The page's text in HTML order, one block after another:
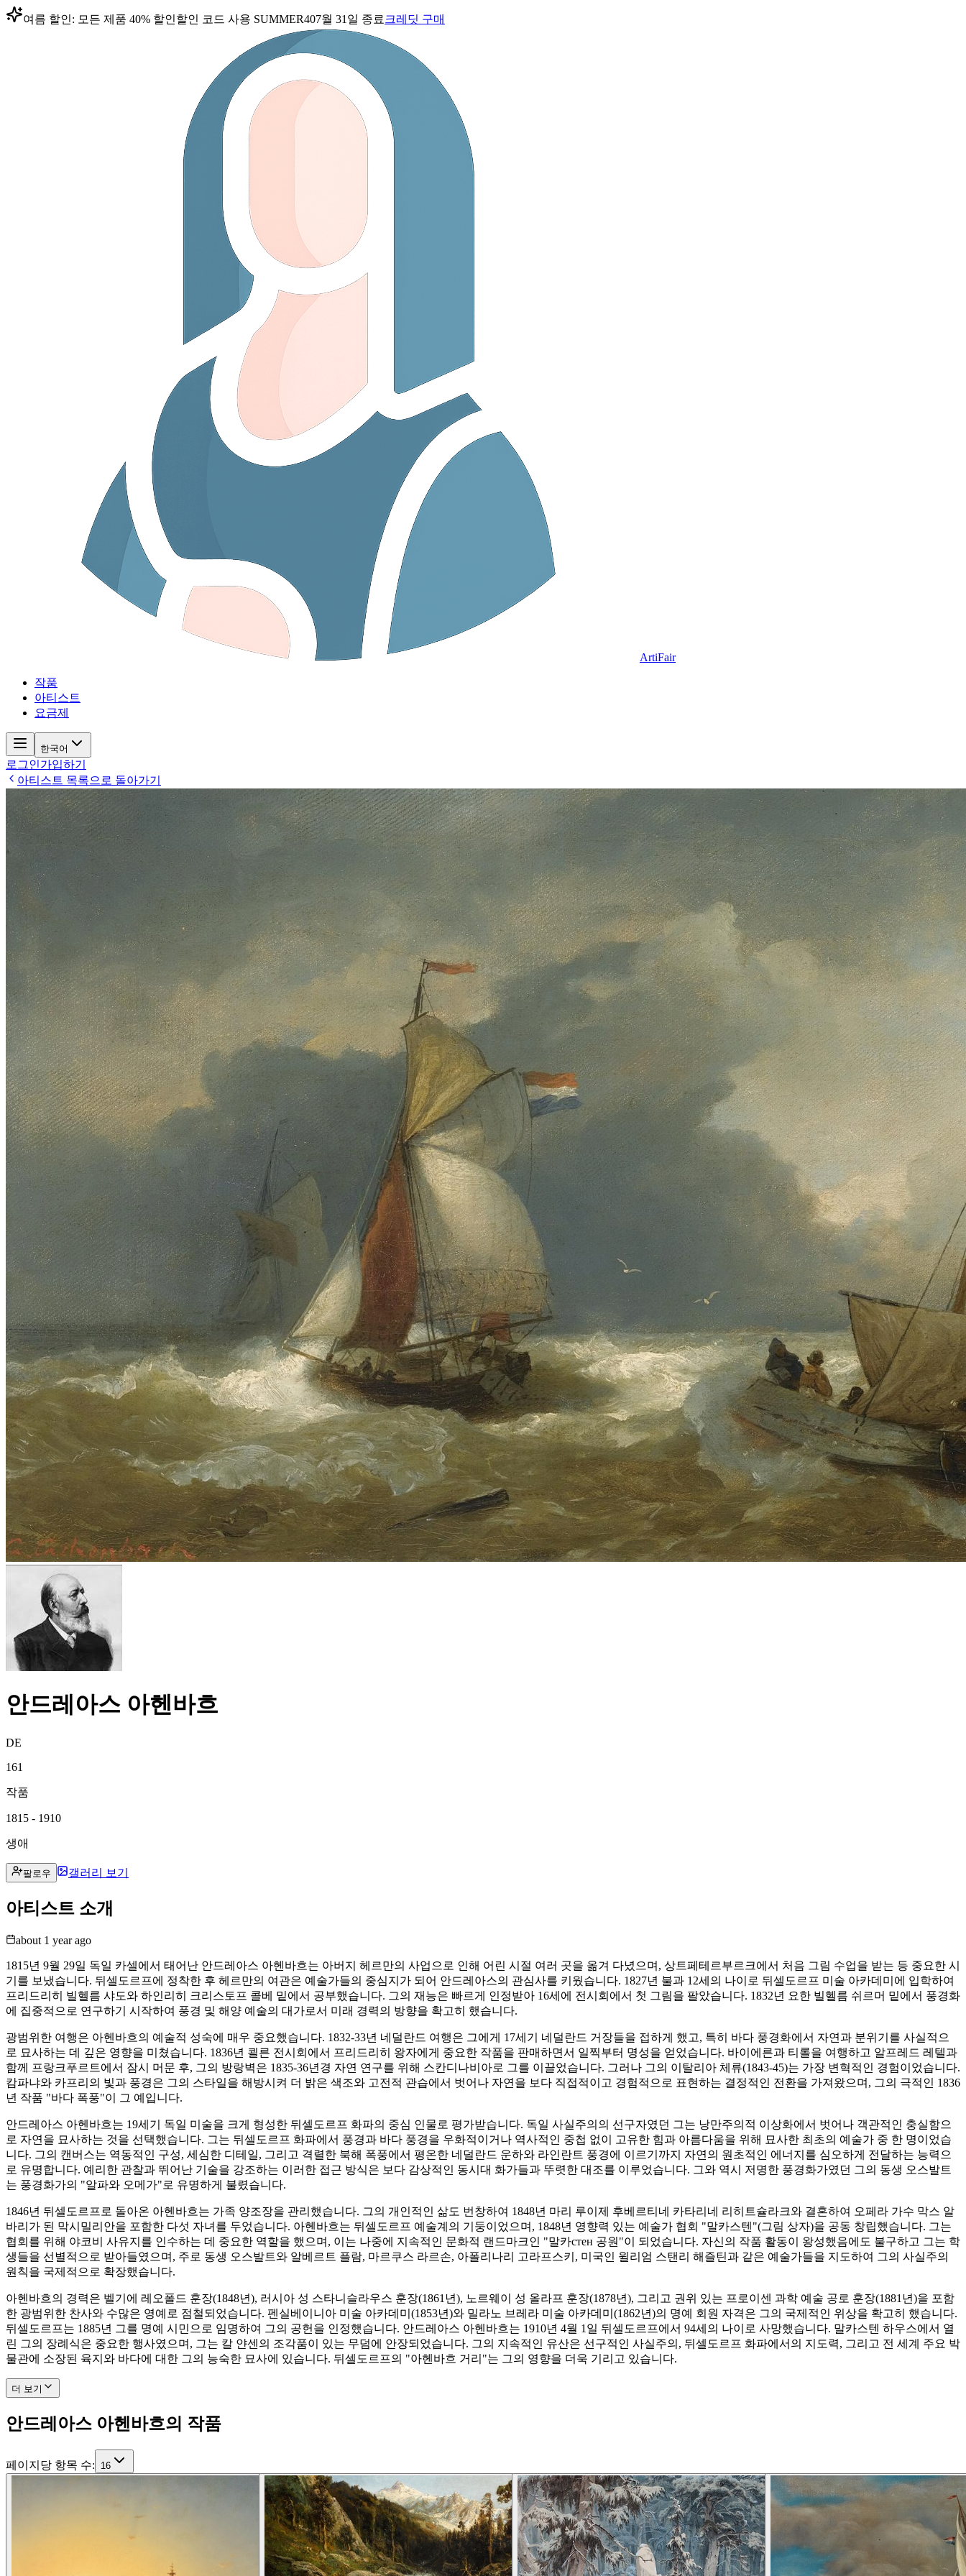
여름 할인: 모든 제품 40% 할인할인 코드 사용 SUMMER407월 31일 종료 크레딧 구매
ArtiFair
작품
아티스트
요금제
한국어
로그인가입하기
아티스트 목록으로 돌아가기
안드레아스 아헨바흐
DE
161
작품
1815 - 1910
생애
팔로우 갤러리 보기
아티스트 소개
about 1 year ago
1815년 9월 29일 독일 카셀에서 태어난 안드레아스 아헨바흐는 아버지 헤르만의 사업으로 인해 어린 시절 여러 곳을 옮겨 다녔으며, 상트페테르부르크에서 처음 그림 수업을 받는 등 중요한 시
기를 보냈습니다. 뒤셀도르프에 정착한 후 헤르만의 여관은 예술가들의 중심지가 되어 안드레아스의 관심사를 키웠습니다. 1827년 불과 12세의 나이로 뒤셀도르프 미술 아카데미에 입학하여
프리드리히 빌헬름 샤도와 하인리히 크리스토프 콜베 밑에서 공부했습니다. 그의 재능은 빠르게 인정받아 16세에 전시회에서 첫 그림을 팔았습니다. 1832년 요한 빌헬름 쉬르머 밑에서 풍경화
에 집중적으로 연구하기 시작하여 풍경 및 해양 예술의 대가로서 미래 경력의 방향을 확고히 했습니다.
광범위한 여행은 아헨바흐의 예술적 성숙에 매우 중요했습니다. 1832-33년 네덜란드 여행은 그에게 17세기 네덜란드 거장들을 접하게 했고, 특히 바다 풍경화에서 자연과 분위기를 사실적으
로 묘사하는 데 깊은 영향을 미쳤습니다. 1836년 쾰른 전시회에서 프리드리히 왕자에게 중요한 작품을 판매하면서 일찍부터 명성을 얻었습니다. 바이에른과 티롤을 여행하고 알프레드 레텔과
함께 프랑크푸르트에서 잠시 머문 후, 그의 방랑벽은 1835-36년경 자연 연구를 위해 스칸디나비아로 그를 이끌었습니다. 그러나 그의 이탈리아 체류(1843-45)는 가장 변혁적인 경험이었습니다.
캄파냐와 카프리의 빛과 풍경은 그의 스타일을 해방시켜 더 밝은 색조와 고전적 관습에서 벗어나 자연을 보다 직접적이고 경험적으로 표현하는 결정적인 전환을 가져왔으며, 그의 극적인 1836
년 작품 "바다 폭풍"이 그 예입니다.
안드레아스 아헨바흐는 19세기 독일 미술을 크게 형성한 뒤셀도르프 화파의 중심 인물로 평가받습니다. 독일 사실주의의 선구자였던 그는 낭만주의적 이상화에서 벗어나 객관적인 충실함으
로 자연을 묘사하는 것을 선택했습니다. 그는 뒤셀도르프 화파에서 풍경과 바다 풍경을 우화적이거나 역사적인 중첩 없이 고유한 힘과 아름다움을 위해 묘사한 최초의 예술가 중 한 명이었습
니다. 그의 캔버스는 역동적인 구성, 세심한 디테일, 그리고 격렬한 북해 폭풍에서 평온한 네덜란드 운하와 라인란트 풍경에 이르기까지 자연의 원초적인 에너지를 심오하게 전달하는 능력으
로 유명합니다. 예리한 관찰과 뛰어난 기술을 강조하는 이러한 접근 방식은 보다 감상적인 동시대 화가들과 뚜렷한 대조를 이루었습니다. 그와 역시 저명한 풍경화가였던 그의 동생 오스발트
는 풍경화가의 "알파와 오메가"로 유명하게 불렸습니다.
1846년 뒤셀도르프로 돌아온 아헨바흐는 가족 양조장을 관리했습니다. 그의 개인적인 삶도 번창하여 1848년 마리 루이제 후베르티네 카타리네 리히트슐라크와 결혼하여 오페라 가수 막스 알
바리가 된 막시밀리안을 포함한 다섯 자녀를 두었습니다. 아헨바흐는 뒤셀도르프 예술계의 기둥이었으며, 1848년 영향력 있는 예술가 협회 "말카스텐"(그림 상자)을 공동 창립했습니다. 그는
협회를 위해 야코비 사유지를 인수하는 데 중요한 역할을 했으며, 이는 나중에 지속적인 문화적 랜드마크인 "말카стен 공원"이 되었습니다. 자신의 작품 활동이 왕성했음에도 불구하고 그는 학
생들을 선별적으로 받아들였으며, 주로 동생 오스발트와 알베르트 플람, 마르쿠스 라르손, 아폴리나리 고라프스키, 미국인 윌리엄 스탠리 해즐틴과 같은 예술가들을 지도하여 그의 사실주의
원칙을 국제적으로 확장했습니다.
아헨바흐의 경력은 벨기에 레오폴드 훈장(1848년), 러시아 성 스타니슬라우스 훈장(1861년), 노르웨이 성 올라프 훈장(1878년), 그리고 권위 있는 프로이센 과학 예술 공로 훈장(1881년)을 포함
한 광범위한 찬사와 수많은 영예로 점철되었습니다. 펜실베이니아 미술 아카데미(1853년)와 밀라노 브레라 미술 아카데미(1862년)의 명예 회원 자격은 그의 국제적인 위상을 확고히 했습니다.
뒤셀도르프는 1885년 그를 명예 시민으로 임명하여 그의 공헌을 인정했습니다. 안드레아스 아헨바흐는 1910년 4월 1일 뒤셀도르프에서 94세의 나이로 사망했습니다. 말카스텐 하우스에서 열
린 그의 장례식은 중요한 행사였으며, 그는 칼 얀센의 조각품이 있는 무덤에 안장되었습니다. 그의 지속적인 유산은 선구적인 사실주의, 뒤셀도르프 화파에서의 지도력, 그리고 전 세계 주요 박
물관에 소장된 육지와 바다에 대한 그의 능숙한 묘사에 있습니다. 뒤셀도르프의 "아헨바흐 거리"는 그의 영향을 더욱 기리고 있습니다.
더 보기
안드레아스 아헨바흐의 작품
페이지당 항목 수: 16